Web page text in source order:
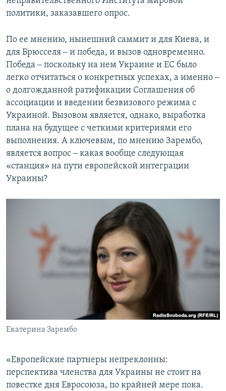
политики, заказавшего опрос.
По ее мнению, нынешний саммит и для Киева, и
для Брюсселя ‒ и победа, и вызов одновременно.
Победа ‒ поскольку на нем Украине и ЕС было
легко отчитаться о конкретных успехах, а именно ‒
о долгожданной ратификации Соглашения об
ассоциации и введении безвизового режима с
Украиной. Вызовом является, однако, выработка
плана на будущее с четкими критериями его
выполнения. А ключевым, по мнению Зарембо,
является вопрос ‒ какая вообще следующая
«станция» на пути европейской интеграции
Украины?
Екатерина Зарембо
«Европейские партнеры непреклонны:
перспектива членства для Украины не стоит на
повестке дня Евросоюза, по крайней мере пока.